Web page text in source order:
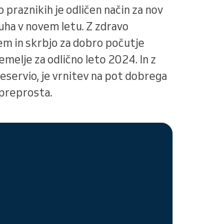
praznikih je odličen način za nov
v novem letu. Z zdravo
in skrbjo za dobro počutje
za odlično leto 2024. In z
je vrnitev na pot dobrega